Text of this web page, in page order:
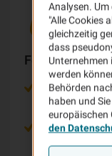
Für Betriebe
EUR
Einfacher
Jahresbeitrag
Analysen.
"Alle Cookies
gleichzeitig
dass
Unternehmen
werden
Behörden
haben und
europäischen
den